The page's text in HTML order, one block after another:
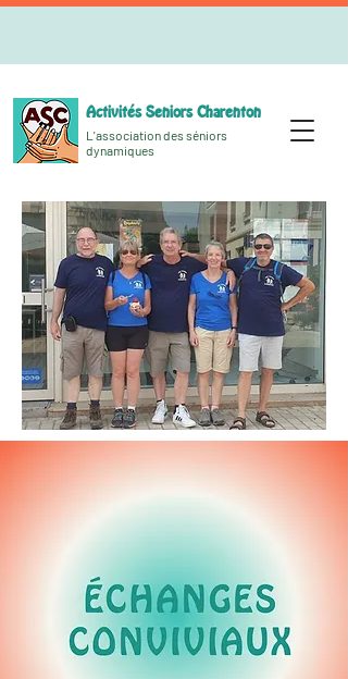
Activités Seniors Charenton
L'association des séniors
dynamiques